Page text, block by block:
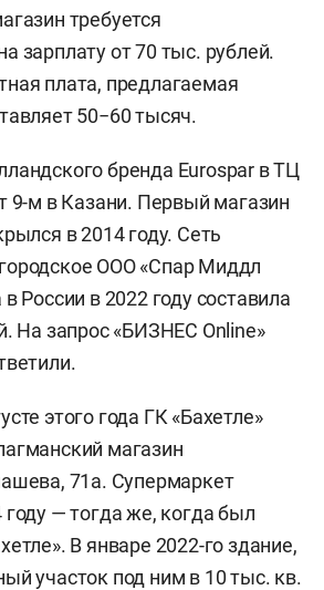
требуется
зарплату от 70 тыс. рублей.
плата, предлагаемая
50−60 тысяч.
бренда Eurospar в ТЦ
9-м в Казани. Первый магазин
в 2014 году. Сеть
ООО «Спар Миддл
России в 2022 году составила
На запрос «БИЗНЕС Online»
этого года ГК «Бахетле»
магазин
71а. Супермаркет
— тогда же, когда был
В январе 2022-го здание,
участок под ним в 10 тыс. кв.